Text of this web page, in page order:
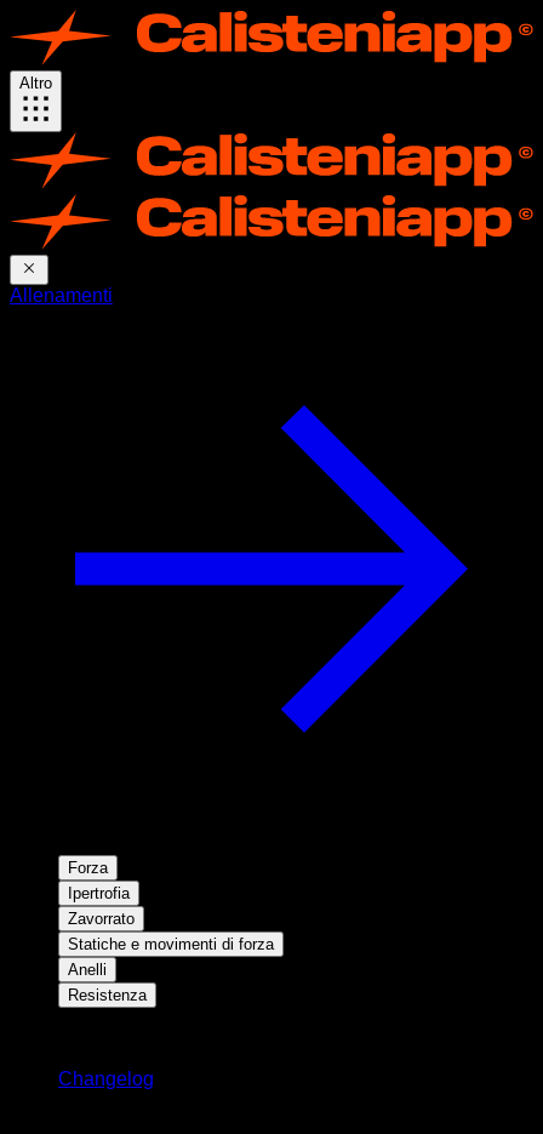
Altro
Allenamenti
Forza
Ipertrofia
Zavorrato
Statiche e movimenti di forza
Anelli
Resistenza
Changelog